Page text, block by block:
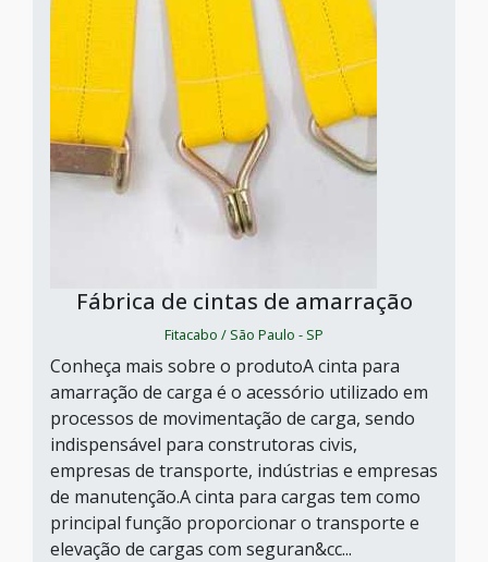
Fábrica de cintas de amarração
Fitacabo / São Paulo - SP
Conheça mais sobre o produtoA cinta para
amarração de carga é o acessório utilizado em
processos de movimentação de carga, sendo
indispensável para construtoras civis,
empresas de transporte, indústrias e empresas
de manutenção.A cinta para cargas tem como
principal função proporcionar o transporte e
elevação de cargas com seguran&cc...